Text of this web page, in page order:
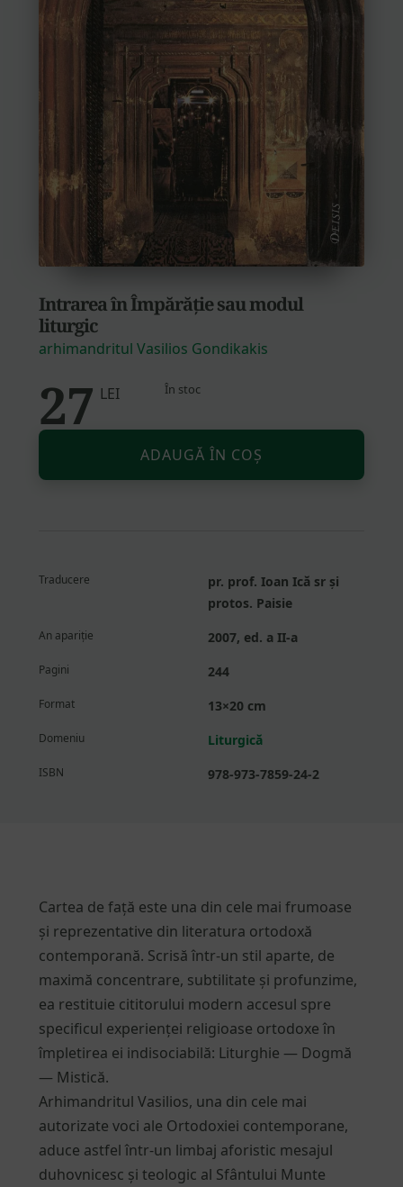
Intrarea în Împărăție sau modul
liturgic
arhimandritul Vasilios Gondikakis
27 LEI În stoc
Cantitate
în
ADAUGĂ ÎN COȘ
Traducere
pr. prof. Ioan Ică sr și
protos. Paisie
An apariție 2007, ed. a II-a
Pagini 244
Format 13×20 cm
Domeniu Liturgică
ISBN 978-973-7859-24-2
Cartea de față este una din cele mai frumoase
și reprezentative din literatura ortodoxă
contemporană. Scrisă într-un stil aparte, de
maximă concentrare, subtilitate și profunzime,
ea restituie cititorului modern accesul spre
specificul experienței religioase ortodoxe în
împletirea ei indisociabilă: Liturghie — Dogmă
— Mistică.
Arhimandritul Vasilios, una din cele mai
autorizate voci ale Ortodoxiei contemporane,
aduce astfel într-un limbaj aforistic mesajul
duhovnicesc și teologic al Sfântului Munte